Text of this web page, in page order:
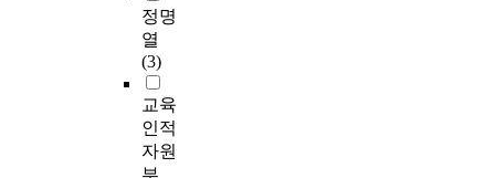
정명
열
(3)
교육
인적
자원